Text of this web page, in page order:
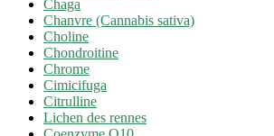
Chaga
Chanvre (Cannabis sativa)
Choline
Chondroitine
Chrome
Cimicifuga
Citrulline
Lichen des rennes